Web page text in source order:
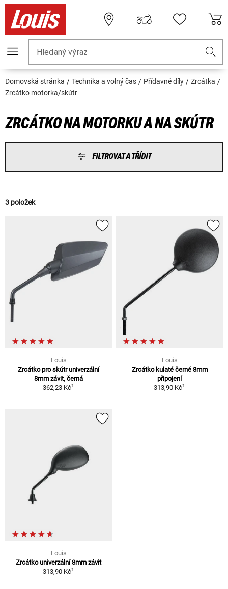
Hledaný výraz
Domovská stránka Technika a volný čas Přídavné díly
Zrcátka
Zrcátko motorka/skútr
ZRCÁTKO NA MOTORKU A NA SKÚTR
FILTROVAT A TŘÍDIT
3 položek
Louis
Zrcátko pro skútr univerzální
8mm závit, černá
362,23 Kč1
Louis
Zrcátko kulaté černé 8mm
připojení
313,90 Kč1
Louis
Zrcátko univerzální 8mm závit
313,90 Kč1